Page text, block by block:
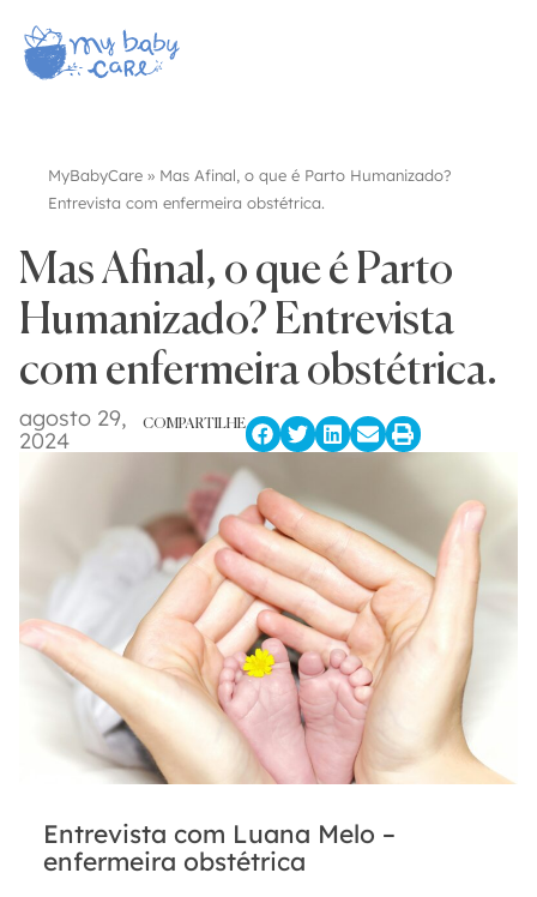
MyBabyCare » Mas Afinal, o que é Parto Humanizado?
Entrevista com enfermeira obstétrica.
Mas Afinal, o que é Parto
Humanizado? Entrevista
com enfermeira obstétrica.
agosto 29,
2024
COMPARTILHE
Entrevista com Luana Melo –
enfermeira obstétrica